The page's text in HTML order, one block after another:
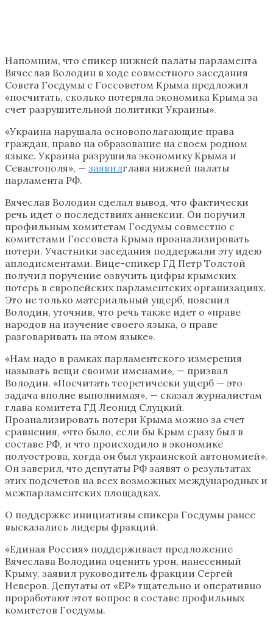
Напомним, что спикер нижней палаты парламента
Вячеслав Володин в ходе совместного заседания
Совета Госдумы с Госсоветом Крыма предложил
«посчитать, сколько потеряла экономика Крыма за
счет разрушительной политики Украины».
«Украина нарушала основополагающие права
граждан, право на образование на своем родном
языке. Украина разрушила экономику Крыма и
Севастополя», — заявилглава нижней палаты
парламента РФ.
Вячеслав Володин сделал вывод, что фактически
речь идет о последствиях аннексии. Он поручил
профильным комитетам Госдумы совместно с
комитетами Госсовета Крыма проанализировать
потери. Участники заседания поддержали эту идею
аплодисментами. Вице-спикер ГД Петр Толстой
получил поручение озвучить цифры крымских
потерь в европейских парламентских организациях.
Это не только материальный ущерб, пояснил
Володин, уточнив, что речь также идет о «праве
народов на изучение своего языка, о праве
разговаривать на этом языке».
«Нам надо в рамках парламентского измерения
называть вещи своими именами», — призвал
Володин. «Посчитать теоретически ущерб — это
задача вполне выполнимая», — сказал журналистам
глава комитета ГД Леонид Слуцкий.
Проанализировать потери Крыма можно за счет
сравнения, «что было, если бы Крым сразу был в
составе РФ, и что происходило в экономике
полуострова, когда он был украинской автономией».
Он заверил, что депутаты РФ заявят о результатах
этих подсчетов на всех возможных международных и
межпарламентских площадках.
О поддержке инициативы спикера Госдумы ранее
высказались лидеры фракций.
«Единая Россия» поддерживает предложение
Вячеслава Володина оценить урон, нанесенный
Крыму, заявил руководитель фракции Сергей
Неверов. Депутаты от «ЕР» тщательно и оперативно
проработают этот вопрос в составе профильных
комитетов Госдумы.